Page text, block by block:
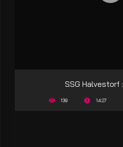
SSG Halvestorf :
139 14:27